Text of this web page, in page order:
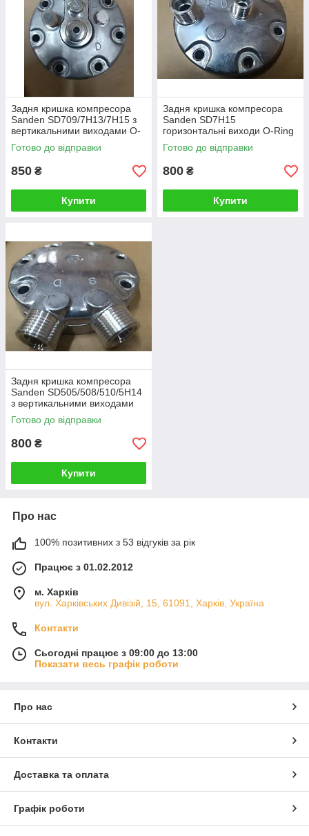
Задня кришка компресора
Sanden SD709/7H13/7H15 з
вертикальними виходами O-
Ring, фланець
Готово до відправки
850 ₴
Купити
Задня кришка компресора
Sanden SD7H15
горизонтальні виходи O-Ring
Готово до відправки
800 ₴
Купити
Задня кришка компресора
Sanden SD505/508/510/5H14
з вертикальними виходами
Rotaloc
Готово до відправки
800 ₴
Купити
Про нас
100% позитивних з 53 відгуків за рік
Працює з 01.02.2012
м. Харків
вул. Харківських Дивізій, 15, 61091, Харків, Україна
Контакти
Сьогодні працює з 09:00 до 13:00
Показати весь графік роботи
Про нас
Контакти
Доставка та оплата
Графік роботи